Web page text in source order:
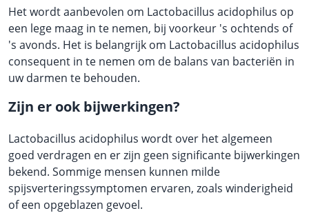
Het wordt aanbevolen om Lactobacillus acidophilus op
een lege maag in te nemen, bij voorkeur 's ochtends of
's avonds. Het is belangrijk om Lactobacillus acidophilus
consequent in te nemen om de balans van bacteriën in
uw darmen te behouden.
Zijn er ook bijwerkingen?
Lactobacillus acidophilus wordt over het algemeen
goed verdragen en er zijn geen significante bijwerkingen
bekend. Sommige mensen kunnen milde
spijsverteringssymptomen ervaren, zoals winderigheid
of een opgeblazen gevoel.